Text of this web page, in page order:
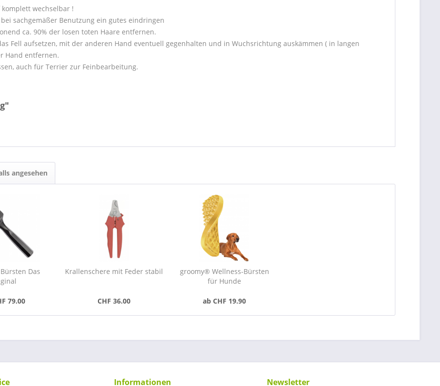
wechselbar !
sachgemäßer Benutzung ein gutes eindringen
ca. 90% der losen toten Haare entfernen.
Fell aufsetzen, mit der anderen Hand eventuell gegenhalten und in Wuchsrichtung auskämmen ( in langen
Hand entfernen.
auch für Terrier zur Feinbearbeitung.
angesehen
Das
79.00
Krallenschere mit Feder stabil
CHF 36.00
groomy® Wellness-Bürsten
für Hunde
ab CHF 19.90
Informationen Newsletter